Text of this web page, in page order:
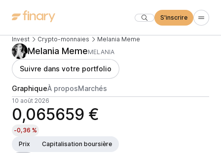
S'inscrire
Invest Crypto-monnaies Melania Meme
Melania MemeMELANIA
Suivre dans votre portfolio
GraphiqueÀ proposMarchés
10 août 2026
0,065659 €
-0,36 %
Prix
Capitalisation boursière